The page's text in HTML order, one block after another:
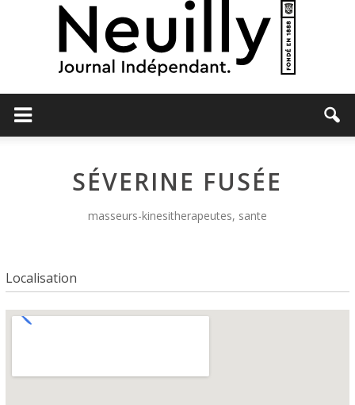
Journal
SÉVERINE FUSÉE
masseurs-kinesitherapeutes, sante
Localisation